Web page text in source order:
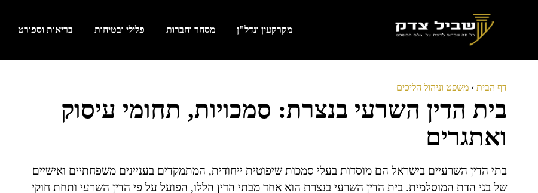
מקרקעין ונדל"ן מסחר וחברות פלילי ובטיחות בריאות וספורט
דף הבית › משפט וניהול הליכים
בית הדין השרעי בנצרת: סמכויות, תחומי עיסוק
ואתגרים
בתי הדין השרעיים בישראל הם מוסדות בעלי סמכות שיפוטית ייחודית, המתמקדים בעניינים משפחתיים ואישיים
של בני הדת המוסלמית. בית הדין השרעי בנצרת הוא אחד מבתי הדין הללו, הפועל על פי הדין השרעי ותחת חוקי